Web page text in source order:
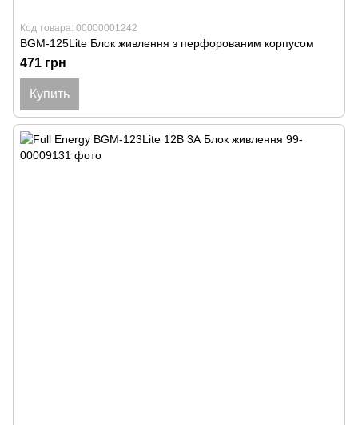
Код товара: 00000001242
BGM-125Lite Блок живлення з перфорованим корпусом
471 грн
Купить